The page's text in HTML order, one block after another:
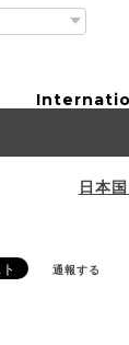
日本
通報する